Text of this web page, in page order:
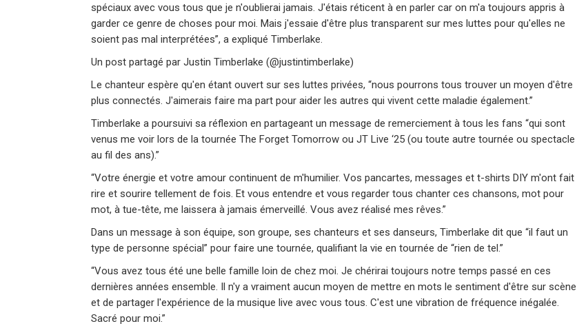
spéciaux avec vous tous que je n'oublierai jamais. J'étais réticent à en parler car on m'a toujours appris à
garder ce genre de choses pour moi. Mais j'essaie d'être plus transparent sur mes luttes pour qu'elles ne
soient pas mal interprétées”, a expliqué Timberlake.
Un post partagé par Justin Timberlake (@justintimberlake)
Le chanteur espère qu'en étant ouvert sur ses luttes privées, “nous pourrons tous trouver un moyen d'être
plus connectés. J'aimerais faire ma part pour aider les autres qui vivent cette maladie également.”
Timberlake a poursuivi sa réflexion en partageant un message de remerciement à tous les fans “qui sont
venus me voir lors de la tournée The Forget Tomorrow ou JT Live ‘25 (ou toute autre tournée ou spectacle
au fil des ans).”
“Votre énergie et votre amour continuent de m'humilier. Vos pancartes, messages et t-shirts DIY m'ont fait
rire et sourire tellement de fois. Et vous entendre et vous regarder tous chanter ces chansons, mot pour
mot, à tue-tête, me laissera à jamais émerveillé. Vous avez réalisé mes rêves.”
Dans un message à son équipe, son groupe, ses chanteurs et ses danseurs, Timberlake dit que “il faut un
type de personne spécial” pour faire une tournée, qualifiant la vie en tournée de “rien de tel.”
“Vous avez tous été une belle famille loin de chez moi. Je chérirai toujours notre temps passé en ces
dernières années ensemble. Il n'y a vraiment aucun moyen de mettre en mots le sentiment d'être sur scène
et de partager l'expérience de la musique live avec vous tous. C'est une vibration de fréquence inégalée.
Sacré pour moi.”